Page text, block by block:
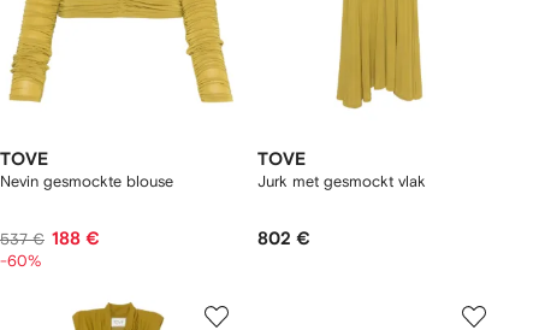
TOVE
Nevin gesmockte blouse
537 € 188 €
-60%
TOVE
Jurk met gesmockt vlak
802 €